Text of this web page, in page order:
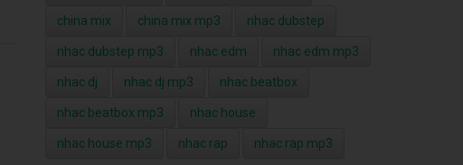
china mix china mix mp3 nhac dubstep
nhac dubstep mp3 nhac edm nhac edm mp3
nhac dj nhac dj mp3 nhac beatbox
nhac beatbox mp3 nhac house
nhac house mp3 nhac rap nhac rap mp3